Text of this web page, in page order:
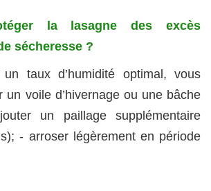
la lasagne des excès
sécheresse ?
taux d’humidité optimal, vous
un voile d’hivernage ou une bâche
un paillage supplémentaire
- arroser légèrement en période